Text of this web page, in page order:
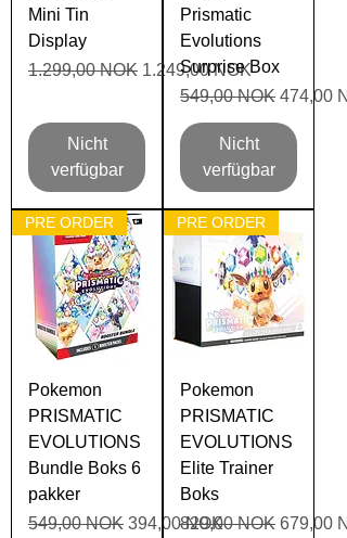
Mini Tin
Display
Standardpreis
1.299,00 NOK Sale-Preis
1.249,00 NOK
Nicht
verfügbar
Prismatic
Evolutions
Surprise Box
Standardpreis
549,00 NOK Sale-
474,00
Nicht
verfügbar
PRE ORDER
Pokemon
PRISMATIC
EVOLUTIONS
Bundle Boks 6
pakker
Standardpreis
549,00 NOK Sale-Preis
394,00 NOK
PRE ORDER
Pokemon
PRISMATIC
EVOLUTIONS
Elite Trainer
Boks
Standardpreis
829,00 NOK Sale-
679,00